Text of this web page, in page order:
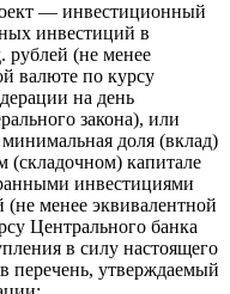
— инвестиционный
инвестиций в
рублей (не менее
валюте по курсу
на день
закона), или
доля (вклад)
(складочном) капитале
инвестициями
(не менее эквивалентной
Центрального банка
в силу настоящего
перечень, утверждаемый